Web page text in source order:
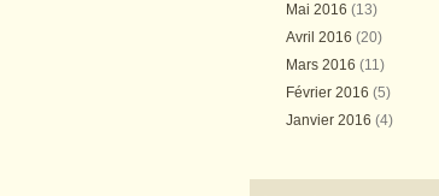
Mai 2016 (13)
Avril 2016 (20)
Mars 2016 (11)
Février 2016 (5)
Janvier 2016 (4)